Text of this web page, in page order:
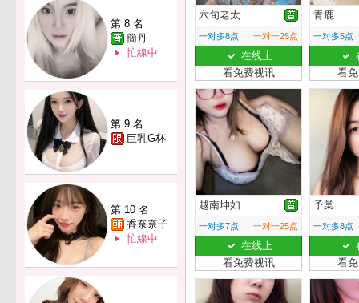
第 8 名
簡丹
忙線中
第 9 名
巨乳G杯
第 10 名
香奈奈子
忙線中
六旬老太
一对多8点 一对一25点
在线上
看免费视讯
青鹿
一对多5点
看
越南坤如
一对多7点 一对一25点
在线上
看免费视讯
予棠
一对多8点
看